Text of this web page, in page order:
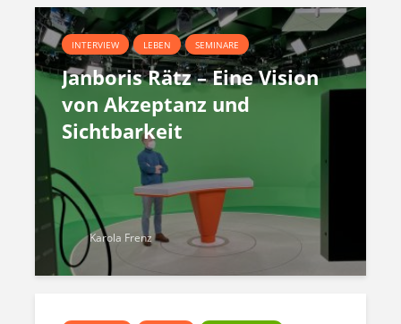
INTERVIEW LEBEN SEMINARE
Janboris Rätz – Eine Vision
von Akzeptanz und
Sichtbarkeit
Karola Frenz